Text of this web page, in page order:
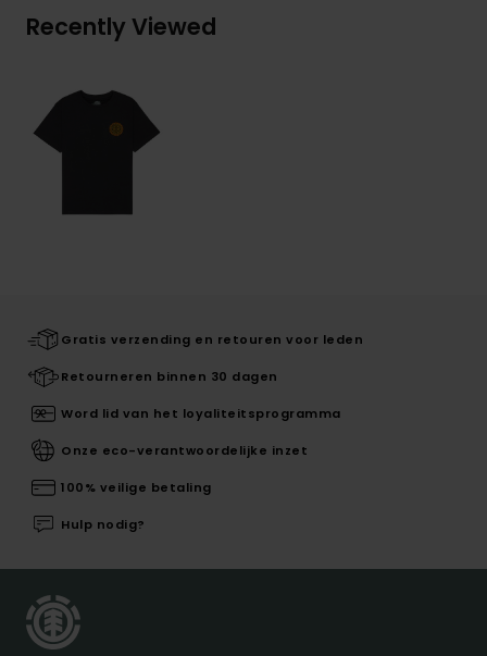
Recently Viewed
Gratis verzending en retouren voor leden
Retourneren binnen 30 dagen
Word lid van het loyaliteitsprogramma
Onze eco-verantwoordelijke inzet
100% veilige betaling
Hulp nodig?